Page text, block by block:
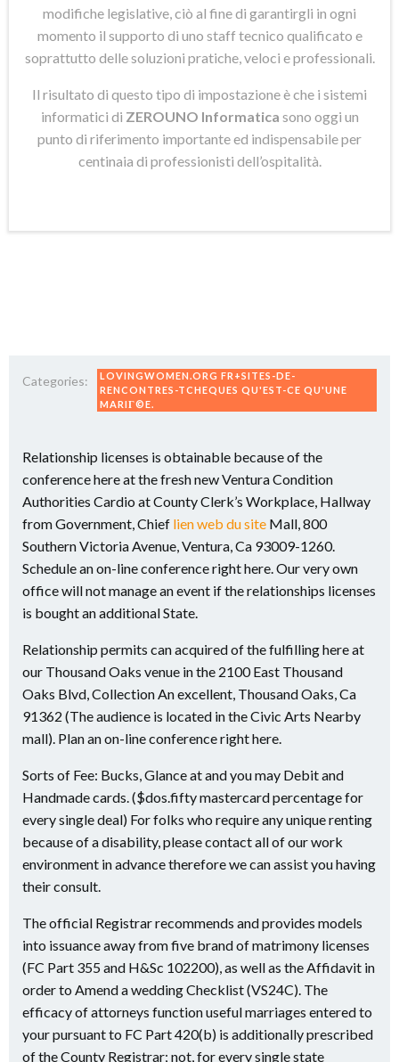
modifiche legislative, ciò al fine di garantirgli in ogni
momento il supporto di uno staff tecnico qualificato e
soprattutto delle soluzioni pratiche, veloci e professionali.
Il risultato di questo tipo di impostazione è che i sistemi
informatici di ZEROUNO Informatica sono oggi un
punto di riferimento importante ed indispensabile per
centinaia di professionisti dell’ospitalità.
Categories:
LOVINGWOMEN.ORG FR+SITES-DE-
RENCONTRES-TCHEQUES QU'EST-CE QU'UNE
MARIГ©E.
Relationship licenses is obtainable because of the
conference here at the fresh new Ventura Condition
Authorities Cardio at County Clerk’s Workplace, Hallway
from Government, Chief lien web du site Mall, 800
Southern Victoria Avenue, Ventura, Ca 93009-1260.
Schedule an on-line conference right here. Our very own
office will not manage an event if the relationships licenses
is bought an additional State.
Relationship permits can acquired of the fulfilling here at
our Thousand Oaks venue in the 2100 East Thousand
Oaks Blvd, Collection An excellent, Thousand Oaks, Ca
91362 (The audience is located in the Civic Arts Nearby
mall). Plan an on-line conference right here.
Sorts of Fee: Bucks, Glance at and you may Debit and
Handmade cards. ($dos.fifty mastercard percentage for
every single deal) For folks who require any unique renting
because of a disability, please contact all of our work
environment in advance therefore we can assist you having
their consult.
The official Registrar recommends and provides models
into issuance away from five brand of matrimony licenses
(FC Part 355 and H&Sc 102200), as well as the Affidavit in
order to Amend a wedding Checklist (VS24C). The
efficacy of attorneys function useful marriages entered to
your pursuant to FC Part 420(b) is additionally prescribed
of the County Registrar; not, for every single state